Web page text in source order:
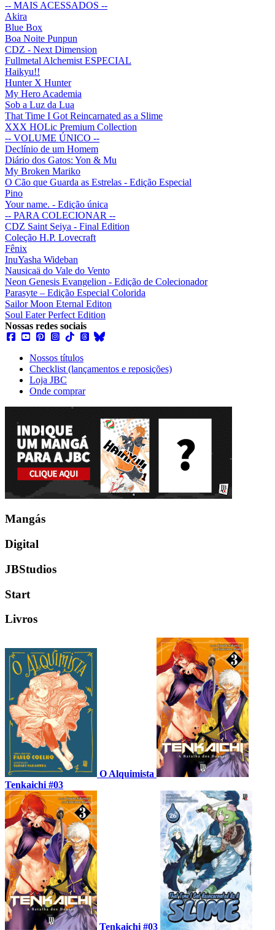
-- MAIS ACESSADOS --
Akira
Blue Box
Boa Noite Punpun
CDZ - Next Dimension
Fullmetal Alchemist ESPECIAL
Haikyu!!
Hunter X Hunter
My Hero Academia
Sob a Luz da Lua
That Time I Got Reincarnated as a Slime
XXX HOLic Premium Collection
-- VOLUME ÚNICO --
Declínio de um Homem
Diário dos Gatos: Yon & Mu
My Broken Mariko
O Cão que Guarda as Estrelas - Edição Especial
Pino
Your name. - Edição única
-- PARA COLECIONAR --
CDZ Saint Seiya - Final Edition
Coleção H.P. Lovecraft
Fênix
InuYasha Wideban
Nausicaä do Vale do Vento
Neon Genesis Evangelion - Edição de Colecionador
Parasyte – Edição Especial Colorida
Sailor Moon Eternal Editon
Soul Eater Perfect Edition
Nossas redes sociais
Nossos títulos
Checklist (lançamentos e reposições)
Loja JBC
Onde comprar
Mangás
Digital
JBStudios
Start
Livros
O Alquimista
Tenkaichi #03
Tenkaichi #03